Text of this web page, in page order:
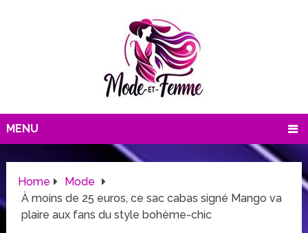
MENU
Home
Mode
À moins de 25 euros, ce sac cabas signé Mango va
plaire aux fans du style bohème-chic